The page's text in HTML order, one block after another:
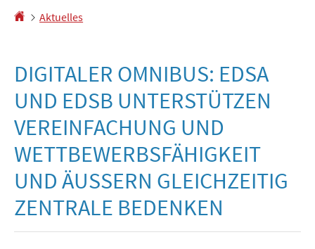
Startseite
Aktuelles
DIGITALER OMNIBUS: EDSA
UND EDSB UNTERSTÜTZEN
VEREINFACHUNG UND
WETTBEWERBSFÄHIGKEIT
UND ÄUSSERN GLEICHZEITIG Z
ENTRALE BEDENKEN